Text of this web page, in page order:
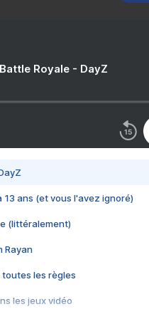
Royale - DayZ
13 ans (et vous l'avez ignoré)
(littéralement)
Rayan
toutes les règles
les jeux vidéo